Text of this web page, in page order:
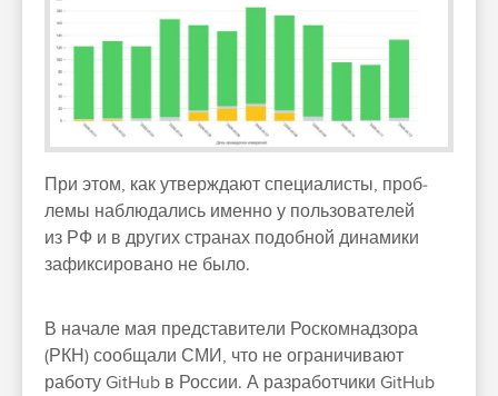
При этом, как утвер­жда­ют спе­циалис­ты, проб­
лемы наб­людались имен­но у поль­зовате­лей
из РФ и в дру­гих стра­нах подоб­ной динами­ки
зафик­сирова­но не было.
В начале мая пред­ста­вите­ли Рос­комнад­зора
(РКН) со­обща­ли СМИ, что не огра­ничи­вают
работу GitHub в Рос­сии. А раз­работ­чики GitHub